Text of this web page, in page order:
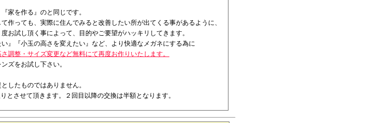
家を作る』のと同じです。
作っても、実際に住んでみると改善したい所が出てくる事があるように、
お試し頂く事によって、目的やご要望がハッキリしてきます。
い』『小玉の高さを変えたい』など、より快適なメガネにする為に
調整・サイズ変更など無料にて再度お作りいたします。
ズをお試し下さい。
したものではありません。
とさせて頂きます。２回目以降の交換は半額となります。